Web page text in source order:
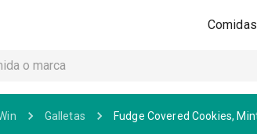
Comidas
Galletas Fudge Covered Cookies,